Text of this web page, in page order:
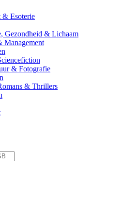
& Esoterie
Gezondheid & Lichaam
Management
& Fotografie
& Thrillers